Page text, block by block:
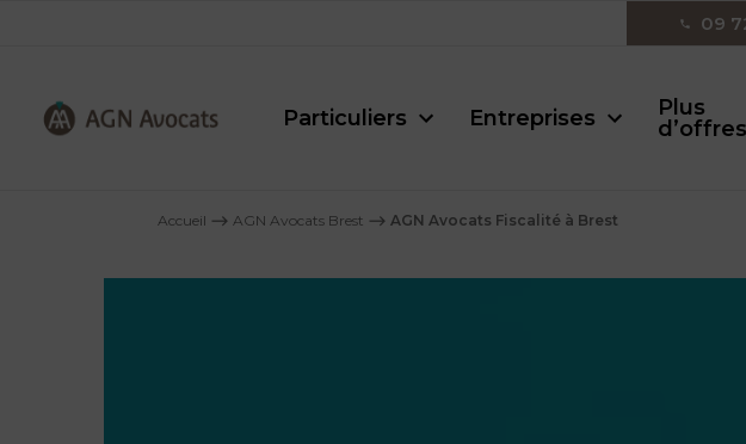
09
Particuliers Entreprises
Plus
d’offres
Accueil ⟶ AGN Avocats Brest ⟶ AGN Avocats Fiscalité à Brest